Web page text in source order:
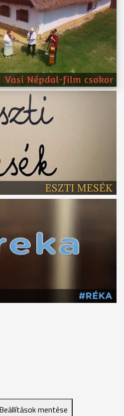
Beállítások mentése